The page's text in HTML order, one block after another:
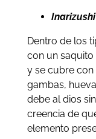
Inarizushi
Dentro de los
con un
y se cubre
gambas,
debe al dios
creencia de
elemento